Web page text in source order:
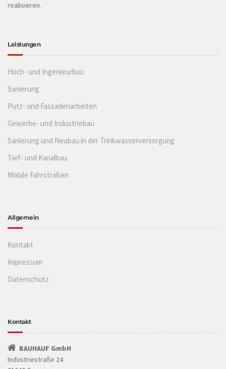
realisieren.
Leistungen
Hoch- und Ingenieurbau
Sanierung
Putz- und Fassadenarbeiten
Gewerbe- und Industriebau
Sanierung und Neubau in der Trinkwasserversorgung
Tief- und Kanalbau
Mobile Fahrstraßen
Allgemein
Kontakt
Impressum
Datenschutz
Kontakt
BAUHAUF GmbH
Industriestraße 24